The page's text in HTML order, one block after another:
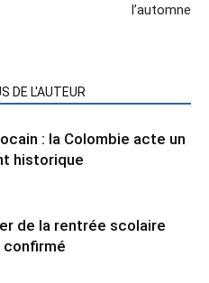
l’automne
DE L'AUTEUR
: la Colombie acte un
historique
de la rentrée scolaire